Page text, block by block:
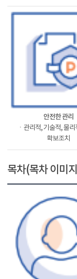
안전한 관리
ㆍ관리적, 기술적, 물
확보조치
목차(목차 이미